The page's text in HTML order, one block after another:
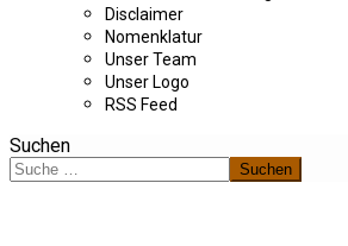
Disclaimer
Nomenklatur
Unser Team
Unser Logo
RSS Feed
Suchen
Suchen